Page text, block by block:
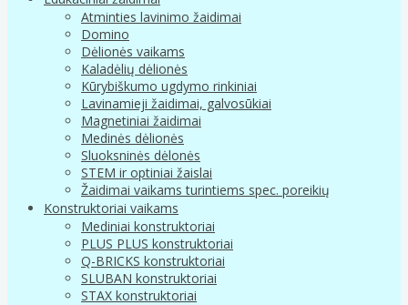
Atminties lavinimo žaidimai
Domino
Dėlionės vaikams
Kaladėlių dėlionės
Kūrybiškumo ugdymo rinkiniai
Lavinamieji žaidimai, galvosūkiai
Magnetiniai žaidimai
Medinės dėlionės
Sluoksninės dėlonės
STEM ir optiniai žaislai
Žaidimai vaikams turintiems spec. poreikių
Konstruktoriai vaikams
Mediniai konstruktoriai
PLUS PLUS konstruktoriai
Q-BRICKS konstruktoriai
SLUBAN konstruktoriai
STAX konstruktoriai